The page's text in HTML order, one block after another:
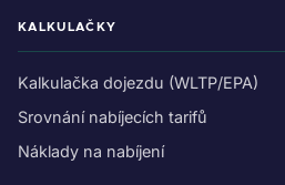
KALKULAČKY
Kalkulačka dojezdu (WLTP/EPA)
Srovnání nabíjecích tarifů
Náklady na nabíjení